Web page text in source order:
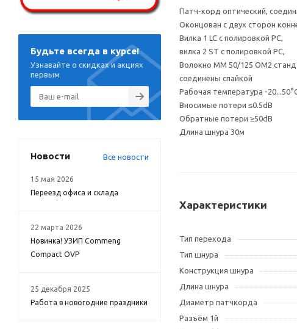
Патч-корд оптический,
Оконцован с двух сторон
Вилка 1 LC с полировкой PC,
вилка 2 ST с полировкой PC,
Волокно MM 50/125 OM2
соединены спайкой
Рабочая температура -
Вносимые потери ≤0.5dB
Обратные потери ≥50dB
Длина шнура 30м
Характеристики
Тип перехода
Тип шнура
Конструкция шнура
Длина шнура
Диаметр патчкорда
Разъём 1й
Будьте всегда в курсе!
Узнавайте о скидках и акциях
первым
Новости Все новости
15 мая 2026
Переезд офиса и склада
22 марта 2026
Новинка! УЗИП Commeng
Compact OVP
25 декабря 2025
Работа в новогодние праздники